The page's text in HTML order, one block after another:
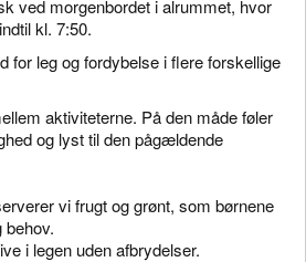
ved morgenbordet i alrummet, hvor
kl. 7:50.
for leg og fordybelse i flere forskellige
aktiviteterne. På den måde føler
og lyst til den pågældende
vi frugt og grønt, som børnene
behov.
i legen uden afbrydelser.